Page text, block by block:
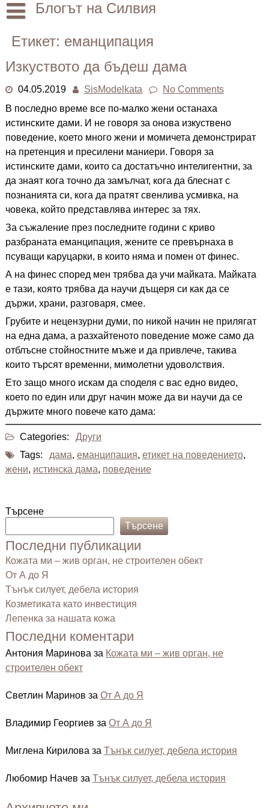
Skip
to
Блогът на Силвия
Етикет: еманципация
Изкуството да бъдеш дама
04.05.2019 SisModelkata
No Comments
В последно време все по-малко жени останаха
истинските дами. И не говоря за онова изкуствено
поведение, което много жени и момичета демонстрират
на претенция и пресилени маниери. Говоря за
истинските дами, които са достатъчно интелигентни, за
да знаят кога точно да замълчат, кога да блеснат с
познанията си, кога да пратят свенлива усмивка, на
човека, който представлява интерес за тях.
За съжаление през последните години с криво
разбраната еманципация, жените се превърнаха в
псуващи каруцарки, в които няма и помен от финес.
А на финес според мен трябва да учи майката. Майката
е тази, която трябва да научи дъщеря си как да се
държи, храни, разговаря, смее.
Грубите и нецензурни думи, по никой начин не прилягат
на една дама, а разхайтеното поведение може само да
отблъсне стойностните мъже и да привлече, такива
които търсят временни, мимолетни удоволствия.
Ето защо много искам да споделя с вас едно видео,
което по един или друг начин може да ви научи да се
държите много повече като дама:
Categories:
Други
Tags:
дама, еманципация, етикет на поведението,
жени, истинска дама, поведение
Търсене
Търсене
Последни публикации
Кожата ми – жив орган, не строителен обект
От А до Я
Тънък силует, дебела история
Козметиката като инвестиция
Лепенка за нашата кожа
Последни коментари
Антония Маринова за Кожата ми – жив орган, не
строителен обект
Светлин Маринов за От А до Я
Владимир Георгиев за От А до Я
Миглена Кирилова за Тънък силует, дебела история
Любомир Начев за Тънък силует, дебела история